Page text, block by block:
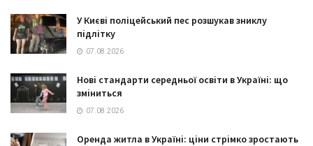
У Києві поліцейський пес розшукав зниклу
підлітку
07.08.2026
Нові стандарти середньої освіти в Україні: що
зміниться
07.08.2026
Оренда житла в Україні: ціни стрімко зростають